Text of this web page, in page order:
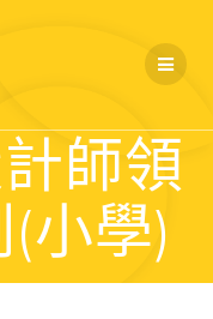
師領
小學)